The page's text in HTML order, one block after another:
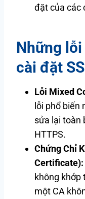
đặt của các
Những
cài đặt
Lỗi Mixed
lỗi phổ biến
sửa lại toàn
HTTPS.
Chứng Chỉ
Certificate):
không khớp
một CA